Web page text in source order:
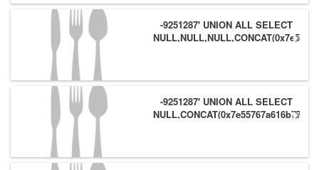
-9251287' UNION ALL SELECT
-9251287' UNION ALL SELECT
NULL,CONCAT(0x7e55767a616b77,